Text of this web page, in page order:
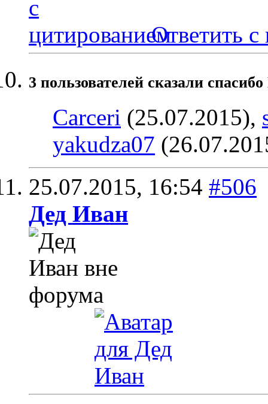
Ответить с
3 пользователей сказали
Carceri (25.07.2015),
yakudza07
25.07.2015, 16:54 #506
Дед Иван